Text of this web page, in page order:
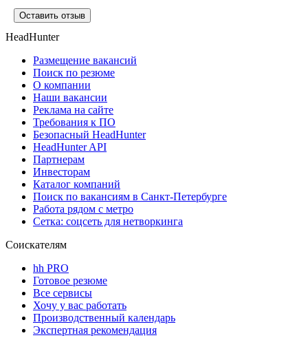
Оставить отзыв
HeadHunter
Размещение вакансий
Поиск по резюме
О компании
Наши вакансии
Реклама на сайте
Требования к ПО
Безопасный HeadHunter
HeadHunter API
Партнерам
Инвесторам
Каталог компаний
Поиск по вакансиям в Санкт-Петербурге
Работа рядом с метро
Сетка: соцсеть для нетворкинга
Соискателям
hh PRO
Готовое резюме
Все сервисы
Хочу у вас работать
Производственный календарь
Экспертная рекомендация